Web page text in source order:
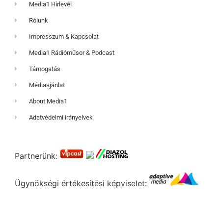
Media1 Hírlevél
Rólunk
Impresszum & Kapcsolat
Media1 Rádióműsor & Podcast
Támogatás
Médiaajánlat
About Media1
Adatvédelmi irányelvek
Partnerünk:
Ügynökségi értékesítési képviselet: